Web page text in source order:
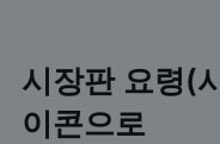
시장판 요령(
이콘으로